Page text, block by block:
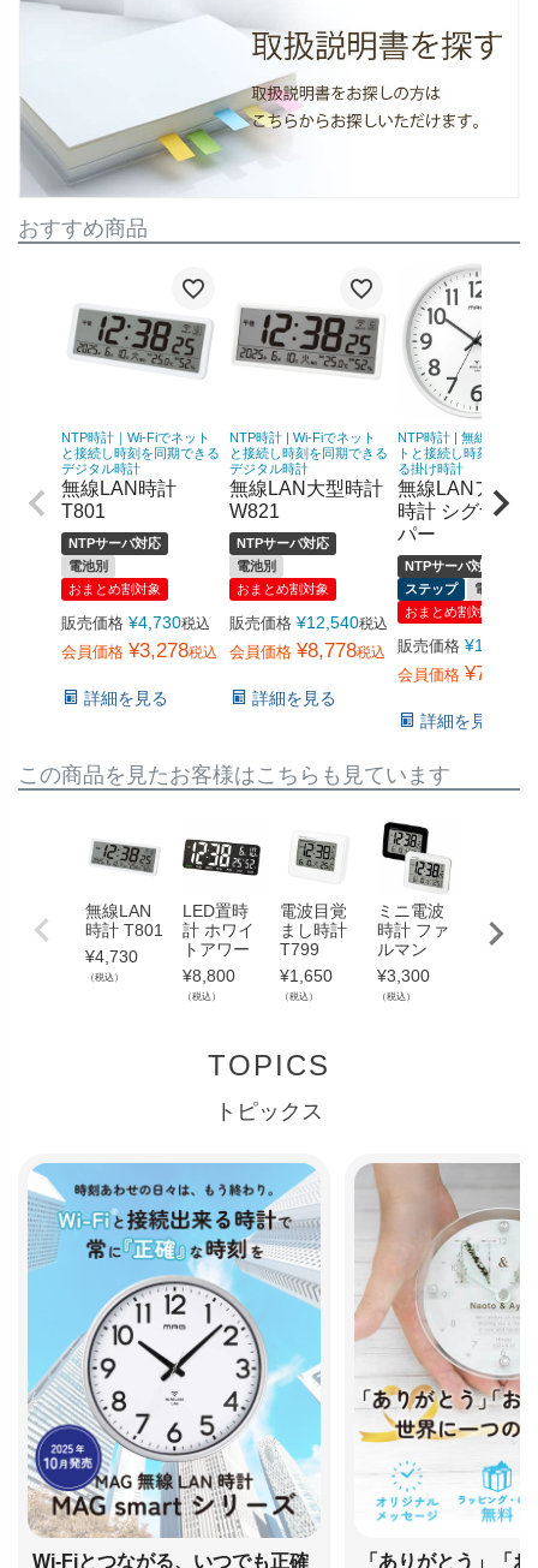
おすすめ商品
NTP時計｜Wi-Fiでネット
と接続し時刻を同期できる
デジタル時計
無線LAN時計
T801
NTPサーバ対応
電池別
おまとめ割対象
販売価格 ¥4,730税込
会員価格 ¥3,278税込
詳細を見る
NTP時計 | Wi-Fiでネット
と接続し時刻を同期できる
デジタル時計
無線LAN大型時計
W821
NTPサーバ対応
電池別
おまとめ割対象
販売価格 ¥12,540税込
会員価格 ¥8,778税込
詳細を見る
NTP時計 | 無線LANで
トと接続し時刻を同期
る掛け時計
無線LANアナロ
時計 シグナル
パー
NTPサーバ対応
ステップ
電池別
おまとめ割対象
販売価格 ¥11,000
会員価格 ¥7,678
詳細を見る
この商品を見たお客様はこちらも見ています
無線LAN
時計 T801
¥4,730
（税込）
LED置時
計 ホワイ
トアワー
¥8,800
（税込）
電波目覚
まし時計
T799
¥1,650
（税込）
ミニ電波
時計 ファ
ルマン
¥3,300
（税込）
覚まし
計 カッ
TOPICS
トピックス
Wi-Fiとつながる、いつでも正確 「ありがとう」「